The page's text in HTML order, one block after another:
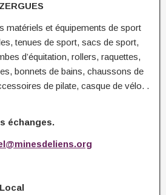
matériels et équipements de sport
tenues de sport, sacs de sport,
d’équitation, rollers, raquettes,
bonnets de bains, chaussons de
de pilate, casque de vélo. .
échanges.